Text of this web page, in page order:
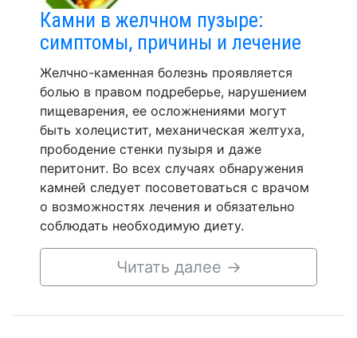
Камни в желчном пузыре:
симптомы, причины и лечение
Желчно-каменная болезнь проявляется
болью в правом подреберье, нарушением
пищеварения, ее осложнениями могут
быть холецистит, механическая желтуха,
прободение стенки пузыря и даже
перитонит. Во всех случаях обнаружения
камней следует посоветоваться с врачом
о возможностях лечения и обязательно
соблюдать необходимую диету.
Читать далее →